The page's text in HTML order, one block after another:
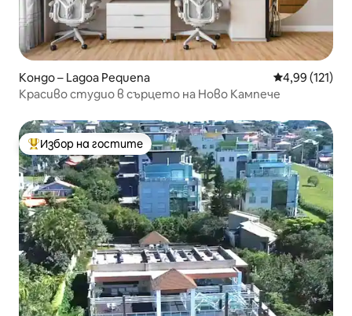
Кондо – Lagoa Pequena Средна
4,99 (121)
Красиво студио в сърцето на Ново Кампече
Най-популярен избор на гостите
Избор на гостите